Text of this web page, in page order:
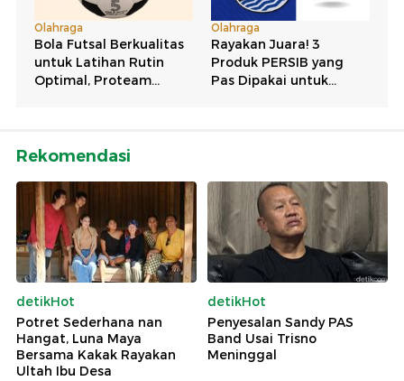
Rekomendasi
detikHot
Potret Sederhana nan
Hangat, Luna Maya
Bersama Kakak Rayakan
Ultah Ibu Desa
detikHot
Penyesalan Sandy PAS
Band Usai Trisno
Meninggal